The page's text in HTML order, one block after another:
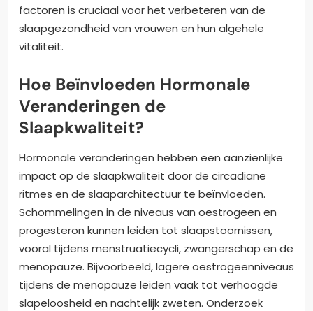
factoren is cruciaal voor het verbeteren van de
slaapgezondheid van vrouwen en hun algehele
vitaliteit.
Hoe Beïnvloeden Hormonale
Veranderingen de
Slaapkwaliteit?
Hormonale veranderingen hebben een aanzienlijke
impact op de slaapkwaliteit door de circadiane
ritmes en de slaaparchitectuur te beïnvloeden.
Schommelingen in de niveaus van oestrogeen en
progesteron kunnen leiden tot slaapstoornissen,
vooral tijdens menstruatiecycli, zwangerschap en de
menopauze. Bijvoorbeeld, lagere oestrogeenniveaus
tijdens de menopauze leiden vaak tot verhoogde
slapeloosheid en nachtelijk zweten. Onderzoek